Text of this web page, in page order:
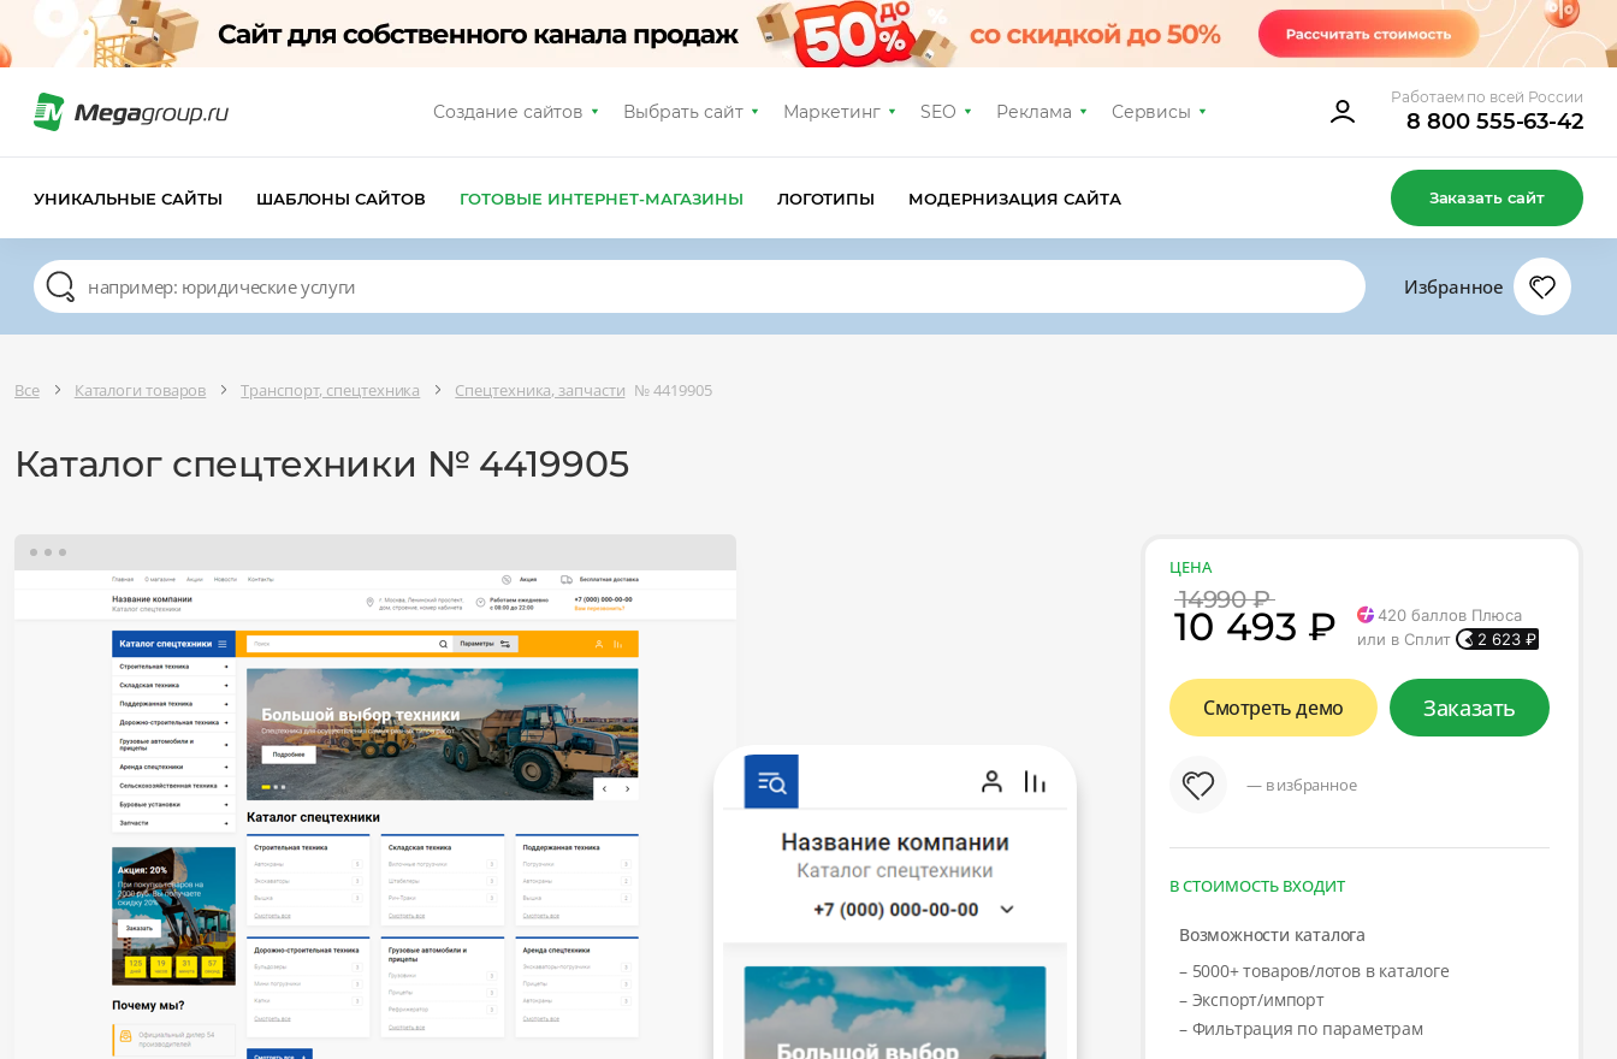
Создание сайтов Выбрать сайт Маркетинг SEO Реклама Сервисы
Работаем по всей России
8 800 555-63-42
УНИКАЛЬНЫЕ САЙТЫ ШАБЛОНЫ САЙТОВ ГОТОВЫЕ ИНТЕРНЕТ-МАГАЗИНЫ ЛОГОТИПЫ МОДЕРНИЗАЦИЯ САЙТА Заказать сайт
Избранное
Все Каталоги товаров Транспорт, спецтехника Спецтехника, запчасти № 4419905
Каталог спецтехники № 4419905
ЦЕНА
14990 ₽
10 493 ₽ 420баллов Плюса
или в Сплит
2 623₽
Смотреть демо Заказать
— в избранное
В СТОИМОСТЬ ВХОДИТ
Возможности каталога
– 5000+ товаров/лотов в каталоге
– Экспорт/импорт
– Фильтрация по параметрам